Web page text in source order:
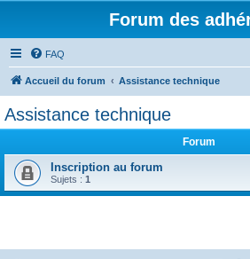
Forum des
FAQ
Accueil du forum Assistance technique
Assistance technique
Forum
Inscription au forum
Sujets : 1